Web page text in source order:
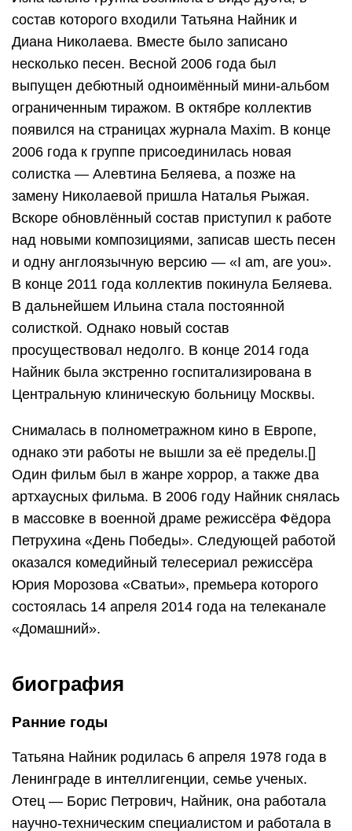
состав которого входили Татьяна Найник и
Диана Николаева. Вместе было записано
несколько песен. Весной 2006 года был
выпущен дебютный одноимённый мини-альбом
ограниченным тиражом. В октябре коллектив
появился на страницах журнала Maxim. В конце
2006 года к группе присоединилась новая
солистка — Алевтина Беляева, а позже на
замену Николаевой пришла Наталья Рыжая.
Вскоре обновлённый состав приступил к работе
над новыми композициями, записав шесть песен
и одну англоязычную версию — «I am, are you».
В конце 2011 года коллектив покинула Беляева.
В дальнейшем Ильина стала постоянной
солисткой. Однако новый состав
просуществовал недолго. В конце 2014 года
Найник была экстренно госпитализирована в
Центральную клиническую больницу Москвы.
Снималась в полнометражном кино в Европе,
однако эти работы не вышли за её пределы.[]
Один фильм был в жанре хоррор, а также два
артхаусных фильма. В 2006 году Найник снялась
в массовке в военной драме режиссёра Фёдора
Петрухина «День Победы». Следующей работой
оказался комедийный телесериал режиссёра
Юрия Морозова «Сватьи», премьера которого
состоялась 14 апреля 2014 года на телеканале
«Домашний».
биография
Ранние годы
Татьяна Найник родилась 6 апреля 1978 года в
Ленинграде в интеллигенции, семье ученых.
Отец — Борис Петрович, Найник, она работала
научно-техническим специалистом и работала в